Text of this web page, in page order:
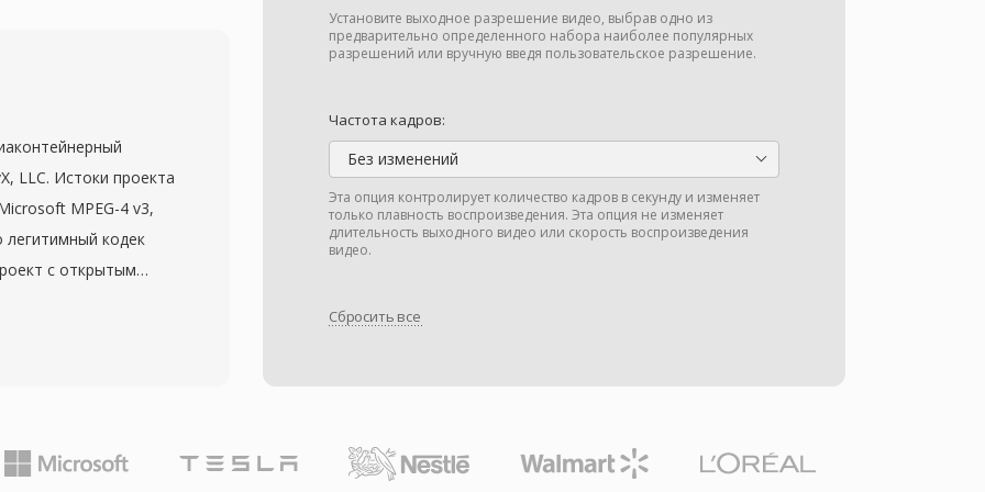
Установите выходное разрешение видео, выбрав одно из
предварительно определенного набора наиболее популярных
разрешений или вручную введя пользовательское разрешение.
Частота кадров:
Без изменений
Эта опция контролирует количество кадров в секунду и изменяет
только плавность воспроизведения. Эта опция не изменяет
длительность выходного видео или скорость воспроизведения
видео.
Сбросить все
а затем
режимы
до 1920x1080
контента и
предсказательных
между степенью
на входе M2V
LLC. Истоки проекта
MPEG-4 v3,
легитимный кодек
с открытым
коммерческим
с сохранением
эффективность